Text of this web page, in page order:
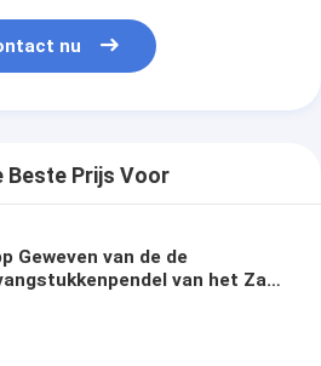
nu
Beste Prijs Voor
Geweven van de de
van het Zak